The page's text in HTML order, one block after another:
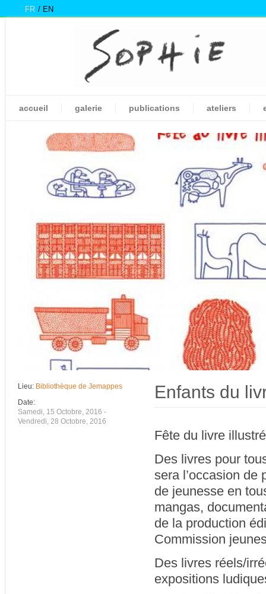
FR EN
accueil galerie publications ateliers
Lieu: Bibliothèque de Jemappes
Date:
Samedi, 15 Octobre, 2016 -
Vendredi, 28 Octobre, 2016
Enfants du
Fête du livre
Des livres pour
sera l’occasion de
de jeunesse en
mangas,
de la production
Commission
Des livres réels/
expositions